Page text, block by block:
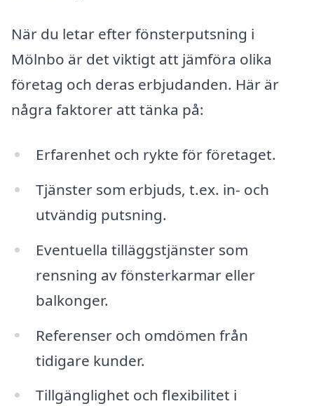
När du letar efter fönsterputsning i
Mölnbo är det viktigt att jämföra olika
företag och deras erbjudanden. Här är
några faktorer att tänka på:
Erfarenhet och rykte för företaget.
Tjänster som erbjuds, t.ex. in- och
utvändig putsning.
Eventuella tilläggstjänster som
rensning av fönsterkarmar eller
balkonger.
Referenser och omdömen från
tidigare kunder.
Tillgänglighet och flexibilitet i